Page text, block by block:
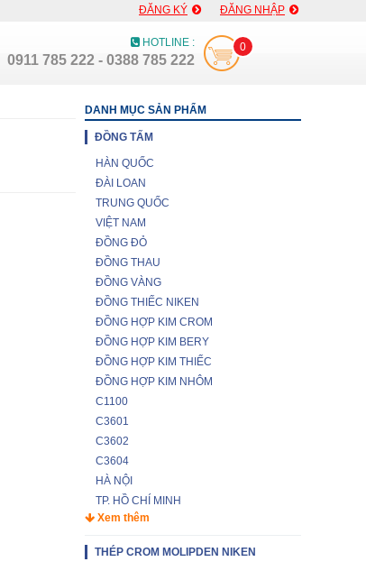
ĐĂNG KÝ ĐĂNG NHẬP
HOTLINE :
0911 785 222 - 0388 785 222
0
DANH MỤC SẢN PHẨM
ĐỒNG TẤM
HÀN QUỐC
ĐÀI LOAN
TRUNG QUỐC
VIỆT NAM
ĐỒNG ĐỎ
ĐỒNG THAU
ĐỒNG VÀNG
ĐỒNG THIẾC NIKEN
ĐỒNG HỢP KIM CROM
ĐỒNG HỢP KIM BERY
ĐỒNG HỢP KIM THIẾC
ĐỒNG HỢP KIM NHÔM
C1100
C3601
C3602
C3604
HÀ NỘI
TP. HỒ CHÍ MINH
Xem thêm
THÉP CROM MOLIPDEN NIKEN